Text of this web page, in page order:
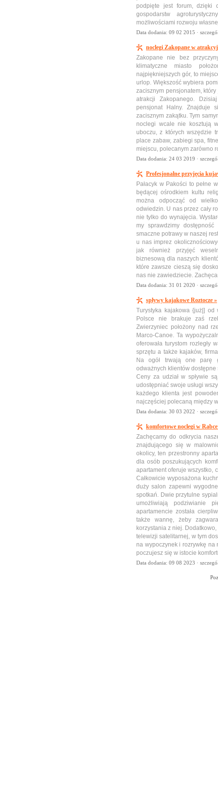
podpięte jest forum, dzięki
gospodarstw
możliwościami rozwoju
Data dodania: 09 02 2015 ·
noclegi Zakopane w
Zakopane nie bez
klimatyczne miasto
najpiękniejszych gór, to
urlop. Większość wybiera
zacisznym pensjonatem,
atrakcji Zakopanego.
pensjonat Halny. Znajduje
zacisznym zakątku. Tym
noclegi wcale nie kosztują
uboczu, z których wszędzie
place zabaw, zabiegi spa,
miejscu, polecanym zarówno
Data dodania: 24 03 2019 ·
Profesjonalne przyjęcia
Pałacyk w Pakości to pełne
będącej ośrodkiem kultu
można odpocząć od
odwiedzin. U nas przez cały
nie tylko do wynajęcia.
my sprawdzimy
smaczne potrawy w naszej
u nas imprez
jak również przyjęć
biznesową dla naszych
które zawsze cieszą się
nas nie zawiedziecie.
Data dodania: 31 01 2020 ·
spływy kajakowe Roztocze »
Turystyka kajakowa {już|]
Polsce nie brakuje zaś
Zwierzyniec położony nad
Marco-Canoe. Ta
oferowała turystom rozległy
sprzętu a także kajaków,
Na ogół trwają one parę
odważnych klientów
Ceny za udział w spływie
udostępniać swoje usługi
każdego klienta jest
najczęściej polecaną między
Data dodania: 30 03 2022 ·
komfortowe noclegi w
Zachęcamy do odkrycia
znajdującego się w
okolicy, ten przestronny
dla osób poszukujących
apartament oferuje wszystko,
Całkowicie wyposażona
duży salon zapewni
spotkań. Dwie przytulne
umożliwiają podziwianie
apartamencie została
także wannę, żeby
korzystania z niej.
telewizji satelitarnej, w tym
na wypoczynek i rozrywkę na
poczujesz się w istocie
Data dodania: 09 08 2023 ·